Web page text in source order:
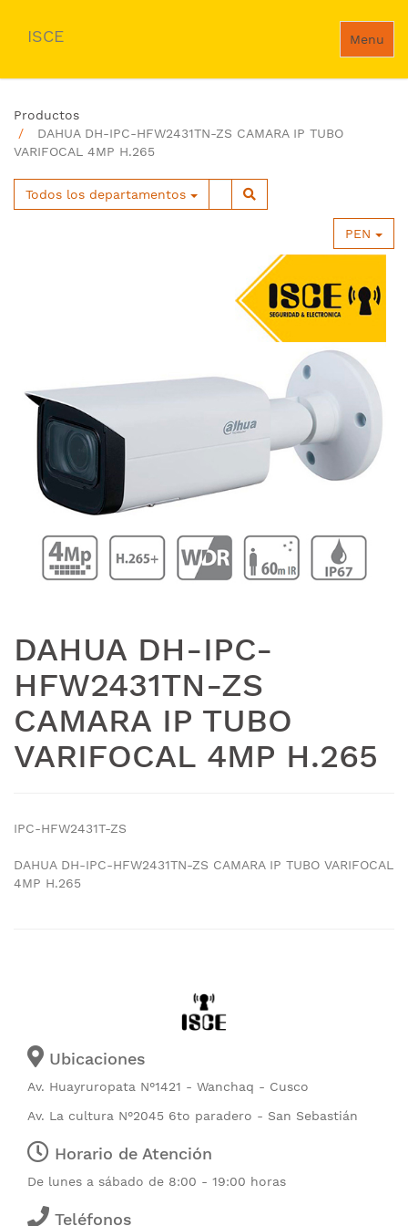
Menu
ISCE
Productos
DAHUA DH-IPC-HFW2431TN-ZS CAMARA IP TUBO
VARIFOCAL 4MP H.265
Todos los departamentos
PEN
DAHUA DH-IPC-
HFW2431TN-ZS
CAMARA IP TUBO
VARIFOCAL 4MP H.265
IPC-HFW2431T-ZS
DAHUA DH-IPC-HFW2431TN-ZS CAMARA IP TUBO VARIFOCAL
4MP H.265
Ubicaciones
Av. Huayruropata N°1421 - Wanchaq - Cusco
Av. La cultura N°2045 6to paradero - San Sebastián
Horario de Atención
De lunes a sábado de 8:00 - 19:00 horas
Teléfonos